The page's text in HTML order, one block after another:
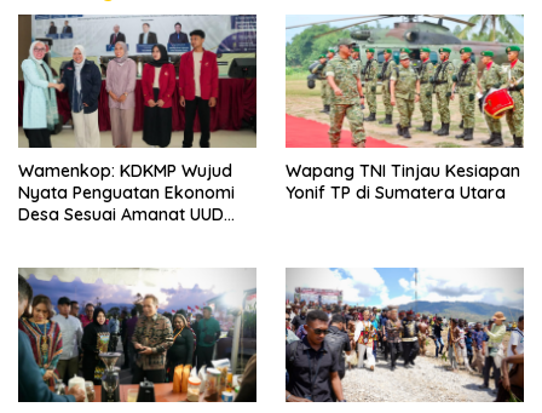
Wamenkop: KDKMP Wujud
Nyata Penguatan Ekonomi
Desa Sesuai Amanat UUD
Wapang TNI Tinjau Kesiapan
Yonif TP di Sumatera Utara